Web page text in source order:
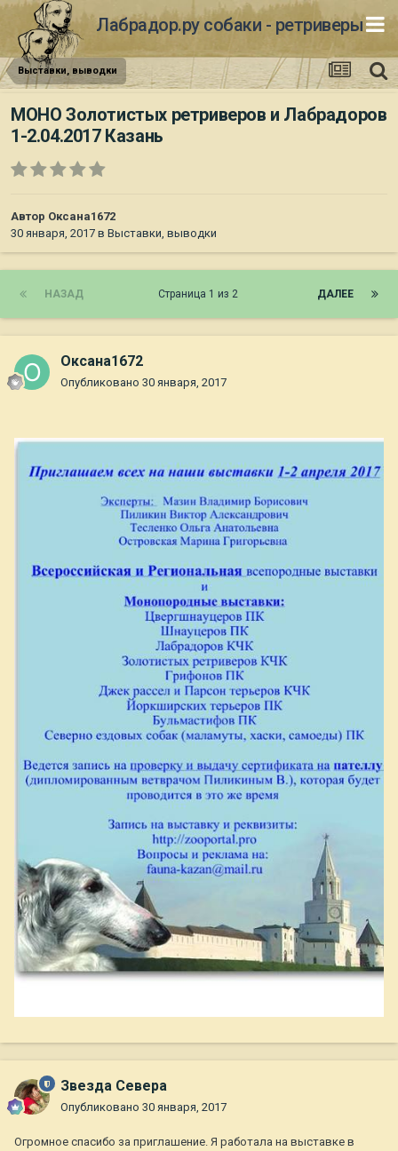
Лабрадор.ру собаки - ретриверы
Выставки, выводки
МОНО Золотистых ретриверов и Лабрадоров
1-2.04.2017 Казань
Автор Оксана1672
30 января, 2017 в Выставки, выводки
НАЗАД ДАЛЕЕ
Страница 1 из 2
Оксана1672
Опубликовано 30 января, 2017
Звезда Севера
Опубликовано 30 января, 2017
Огромное спасибо за приглашение. Я работала на выставке в